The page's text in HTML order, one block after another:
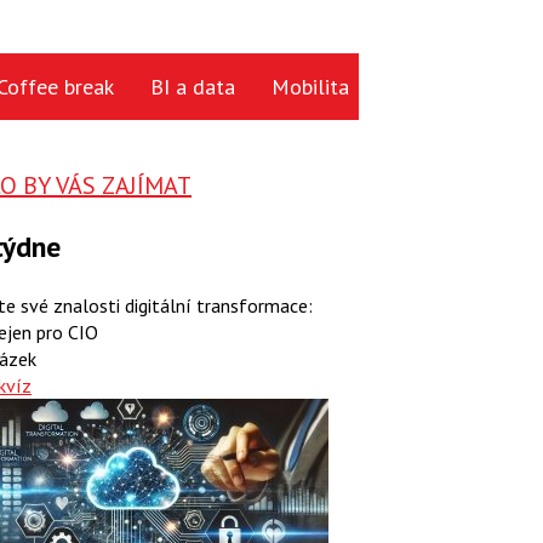
break BI a data Mobilita
BY VÁS ZAJÍMAT
své znalosti digitální transformace:
pro CIO